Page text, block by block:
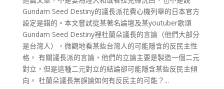
Gundam Seed Destiny的議長派花費心機列舉的日本官方
設定是錯的。本文嘗試從某著名論壇及某youtuber歌頌
Gundam Seed Destiny裡杜蘭朵議長的言論（他們大部分
是台灣人），微觀地看某些台灣人的可能隱含的反民主性
格。 有關議長派的言論，他們的立論主要是製造一個二元
對立，但是這種二元對立的結論卻可能隱含某些反民主傾
向。 杜蘭朵議長無誤論如何有反民主的可能？...